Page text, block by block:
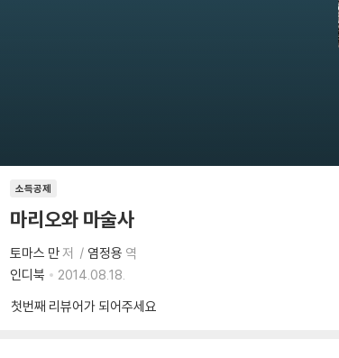
소득공제
마리오와 마술사
토마스 만저 염정용 역
인디북
2014.08.18.
첫번째 리뷰어가 되어주세요